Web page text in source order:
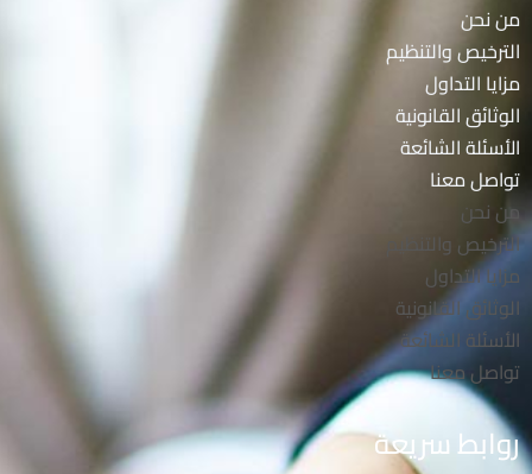
من نحن
الترخيص والتنظيم
مزايا التداول
الوثائق القانونية
الأسئلة الشائعة
تواصل معنا
من نحن
الترخيص والتنظيم
مزايا التداول
الوثائق القانونية
الأسئلة الشائعة
تواصل معنا
روابط سريعة